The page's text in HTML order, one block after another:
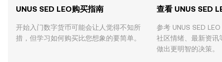
UNUS SED LEO购买指南
开始入门数字货币可能会让人觉得不知所
措，但学习如何购买比您想象的要简单。
查看 UNUS SED
参考 UNUS SED
社区情绪、最新资讯
做出更明智的决策。